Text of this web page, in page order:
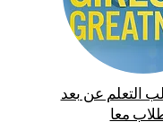
التعلم عن بعد
معا